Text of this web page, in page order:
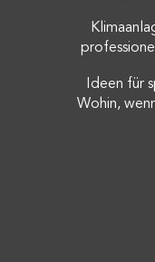
Ideen für
Wohin,